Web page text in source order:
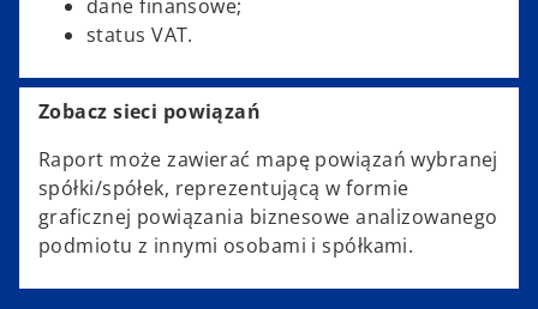
dane finansowe;
status VAT.
Zobacz sieci powiązań
Raport może zawierać mapę powiązań wybranej
spółki/spółek, reprezentującą w formie
graficznej powiązania biznesowe analizowanego
podmiotu z innymi osobami i spółkami.